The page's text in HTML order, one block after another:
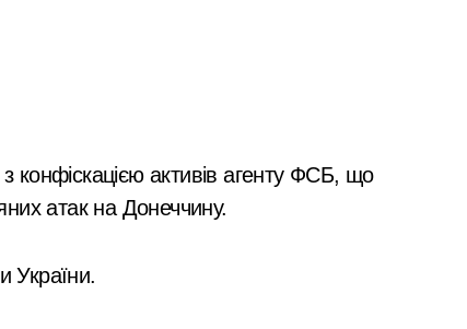
2 тисячі пожеж за рік у природних екосистемах
що займаються незаконною вирубкою лісу
атак на Донеччину.
України.